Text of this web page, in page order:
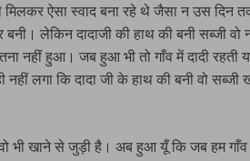
ऐसा स्वाद बना रहे थे जैसा न उस दिन
बनी। लेकिन दादाजी की हाथ की बनी सब्जी
नहीं हुआ। जब हुआ भी तो गाँव में दादी रहती या
नहीं लगा कि दादा जी के हाथ की बनी वो
भी खाने से जुड़ी है। अब हुआ यूँ कि जब हम